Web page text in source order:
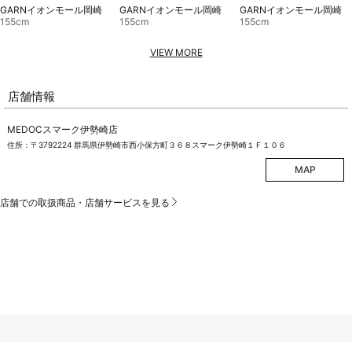
GARNイオンモール岡崎
155cm
GARNイオンモール岡崎
155cm
GARNイオンモール岡崎
155cm
VIEW MORE
店舗情報
MEDOCスマーク伊勢崎店
住所：〒3792224 群馬県伊勢崎市西小保方町３６８スマーク伊勢崎１Ｆ１０６
MAP
店舗での取扱商品・店舗サービスを見る